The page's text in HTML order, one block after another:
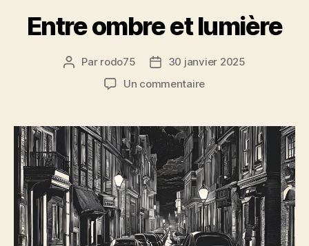
Entre ombre et lumière
Auteur
Par rodo75
Date30 janvier 2025
Un commentairesur
et
lumière